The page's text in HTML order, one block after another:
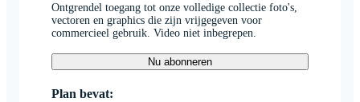
Ontgrendel toegang tot onze volledige collectie foto's,
vectoren en graphics die zijn vrijgegeven voor
commercieel gebruik. Video niet inbegrepen.
Nu abonneren
Plan bevat: